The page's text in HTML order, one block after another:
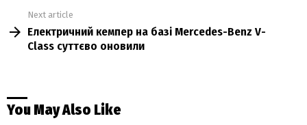
Next article
Електричний кемпер на базі Mercedes-Benz V-
Class суттєво оновили
You May Also Like